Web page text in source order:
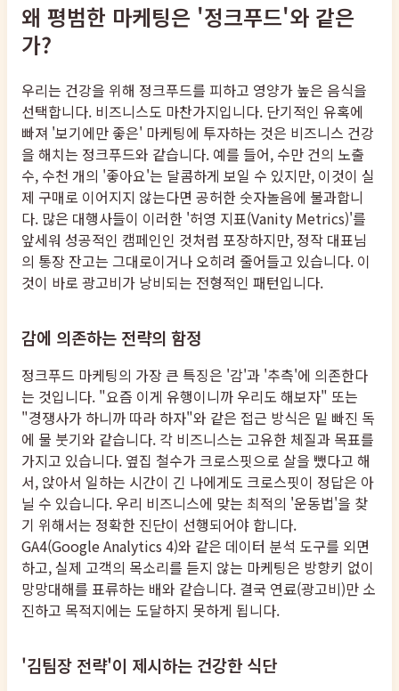
왜 평범한 마케팅은 '정크푸드'와 같은
가?
우리는 건강을 위해 정크푸드를 피하고 영양가 높은 음식을
선택합니다. 비즈니스도 마찬가지입니다. 단기적인 유혹에
빠져 '보기에만 좋은' 마케팅에 투자하는 것은 비즈니스 건강
을 해치는 정크푸드와 같습니다. 예를 들어, 수만 건의 노출
수, 수천 개의 '좋아요'는 달콤하게 보일 수 있지만, 이것이 실
제 구매로 이어지지 않는다면 공허한 숫자놀음에 불과합니
다. 많은 대행사들이 이러한 '허영 지표(Vanity Metrics)'를
앞세워 성공적인 캠페인인 것처럼 포장하지만, 정작 대표님
의 통장 잔고는 그대로이거나 오히려 줄어들고 있습니다. 이
것이 바로 광고비가 낭비되는 전형적인 패턴입니다.
감에 의존하는 전략의 함정
정크푸드 마케팅의 가장 큰 특징은 '감'과 '추측'에 의존한다
는 것입니다. "요즘 이게 유행이니까 우리도 해보자" 또는
"경쟁사가 하니까 따라 하자"와 같은 접근 방식은 밑 빠진 독
에 물 붓기와 같습니다. 각 비즈니스는 고유한 체질과 목표를
가지고 있습니다. 옆집 철수가 크로스핏으로 살을 뺐다고 해
서, 앉아서 일하는 시간이 긴 나에게도 크로스핏이 정답은 아
닐 수 있습니다. 우리 비즈니스에 맞는 최적의 '운동법'을 찾
기 위해서는 정확한 진단이 선행되어야 합니다.
GA4(Google Analytics 4)와 같은 데이터 분석 도구를 외면
하고, 실제 고객의 목소리를 듣지 않는 마케팅은 방향키 없이
망망대해를 표류하는 배와 같습니다. 결국 연료(광고비)만 소
진하고 목적지에는 도달하지 못하게 됩니다.
'김팀장 전략'이 제시하는 건강한 식단